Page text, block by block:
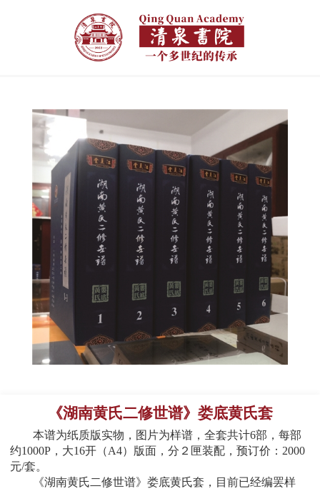
《湖南黄氏二修世谱》娄底黄氏套
本谱为纸质版实物，图片为样谱，全套共计6部，每部
约1000P，大16开（A4）版面，分２匣装配，预订价：2000
元/套。
《湖南黄氏二修世谱》娄底黄氏套，目前已经编罢样